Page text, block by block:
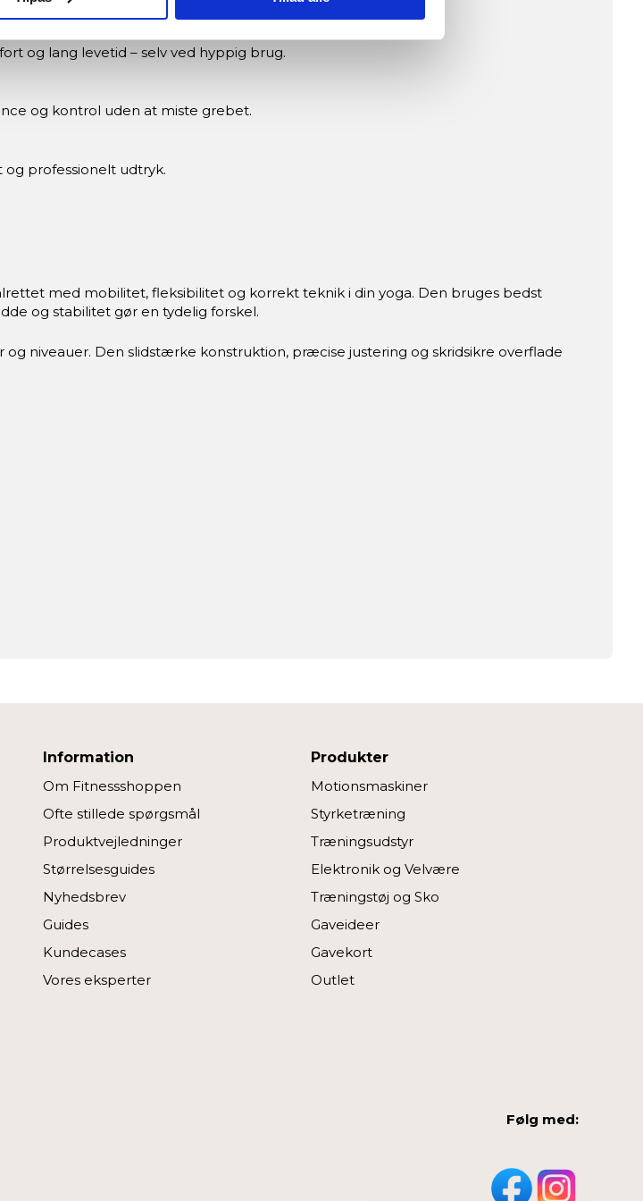
og lang levetid – selv ved hyppig brug.
og kontrol uden at miste grebet.
professionelt udtryk.
med mobilitet, fleksibilitet og korrekt teknik i din yoga. Den bruges bedst
og stabilitet gør en tydelig forskel.
niveauer. Den slidstærke konstruktion, præcise justering og skridsikre overflade
Information
Om Fitnessshoppen
Ofte stillede spørgsmål
Produktvejledninger
Størrelsesguides
Nyhedsbrev
Guides
Kundecases
Vores eksperter
Produkter
Motionsmaskiner
Styrketræning
Træningsudstyr
Elektronik og Velvære
Træningstøj og Sko
Gaveideer
Gavekort
Outlet
Følg med: